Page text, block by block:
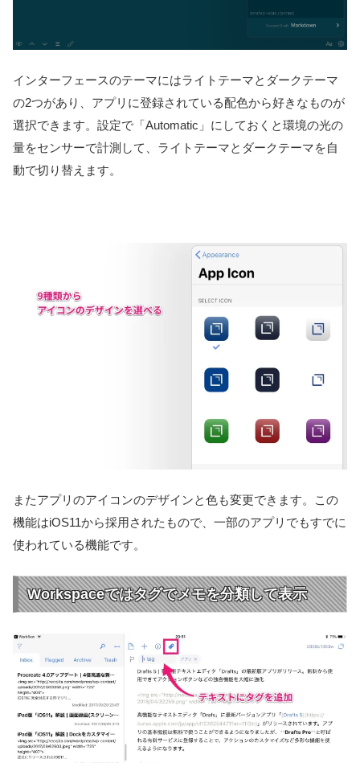
インターフェースのテーマにはライトテーマとダークテーマ
の2つがあり、アプリに登録されている配色から好きなものが
選択できます。設定で「Automatic」にしておくと環境の光の
量をセンサーで計測して、ライトテーマとダークテーマを自
動で切り替えます。
またアプリのアイコンのデザインと色も変更できます。この
機能はiOS11から採用されたもので、一部のアプリでもすでに
使われている機能です。
Workspaceではタグでメモを分類して表示